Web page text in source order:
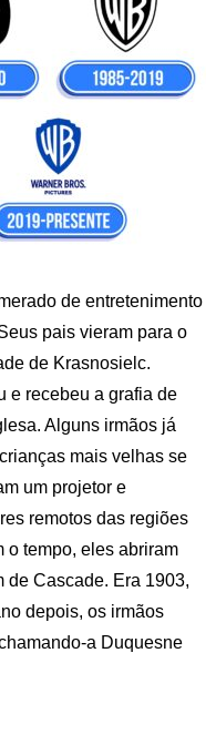
de entretenimento
pais vieram para o
de Krasnosielc.
e recebeu a grafia de
Alguns irmãos já
mais velhas se
um projetor e
remotos das regiões
o tempo, eles abriram
de Cascade. Era 1903,
depois, os irmãos
a Duquesne